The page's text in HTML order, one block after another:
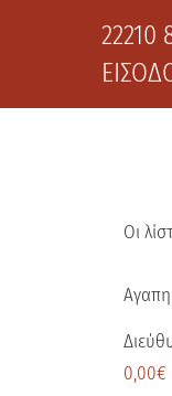
22210
Οι
0,00€